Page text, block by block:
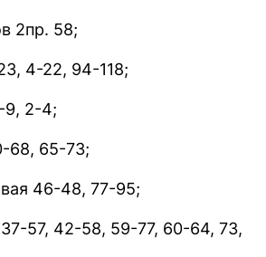
2пр. 58;
4-22, 94-118;
9, 2-4;
68, 65-73;
46-48, 77-95;
57, 42-58, 59-77, 60-64, 73,